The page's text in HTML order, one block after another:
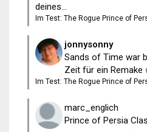
deines...
Im Test: The Rogue Prince of
jonnysonny
Sands of Time war
Zeit für ein Remake
Im Test: The Rogue Prince of
marc_englich
Prince of Persia